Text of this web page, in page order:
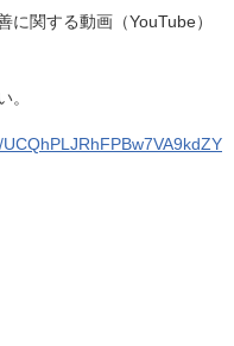
関する動画（YouTube）
。